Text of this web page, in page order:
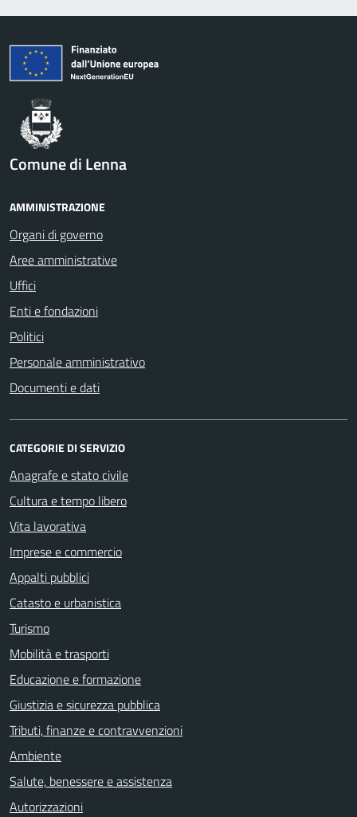
Comune di Lenna
AMMINISTRAZIONE
Organi di governo
Aree amministrative
Uffici
Enti e fondazioni
Politici
Personale amministrativo
Documenti e dati
CATEGORIE DI SERVIZIO
Anagrafe e stato civile
Cultura e tempo libero
Vita lavorativa
Imprese e commercio
Appalti pubblici
Catasto e urbanistica
Turismo
Mobilità e trasporti
Educazione e formazione
Giustizia e sicurezza pubblica
Tributi, finanze e contravvenzioni
Ambiente
Salute, benessere e assistenza
Autorizzazioni